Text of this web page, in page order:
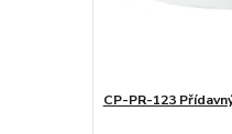
CP-PR-123